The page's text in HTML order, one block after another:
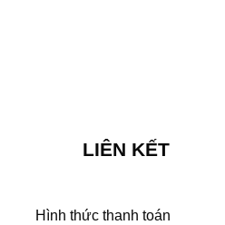
LIÊN KẾT
Hình thức thanh toán